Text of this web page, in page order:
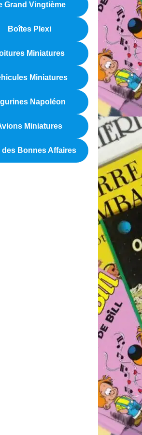
Grand Vingtième
Boîtes Plexi
Miniatures
Miniatures
Napoléon
Miniatures
des Bonnes Affaires